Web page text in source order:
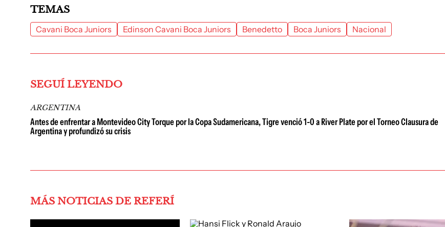
TEMAS
Cavani Boca Juniors Edinson Cavani Boca Juniors Benedetto Boca Juniors Nacional
SEGUÍ LEYENDO
ARGENTINA
Antes de enfrentar a Montevideo City Torque por la Copa Sudamericana, Tigre venció 1-0 a River Plate por el Torneo Clausura de
Argentina y profundizó su crisis
MÁS NOTICIAS DE REFERÍ